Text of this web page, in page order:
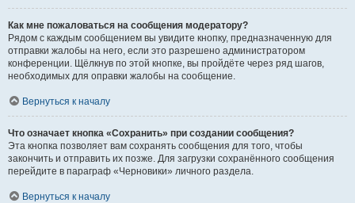
Как мне пожаловаться на сообщения модератору?
Рядом с каждым сообщением вы увидите кнопку, предназначенную для
отправки жалобы на него, если это разрешено администратором
конференции. Щёлкнув по этой кнопке, вы пройдёте через ряд шагов,
необходимых для оправки жалобы на сообщение.
Вернуться к началу
Что означает кнопка «Сохранить» при создании сообщения?
Эта кнопка позволяет вам сохранять сообщения для того, чтобы
закончить и отправить их позже. Для загрузки сохранённого сообщения
перейдите в параграф «Черновики» личного раздела.
Вернуться к началу